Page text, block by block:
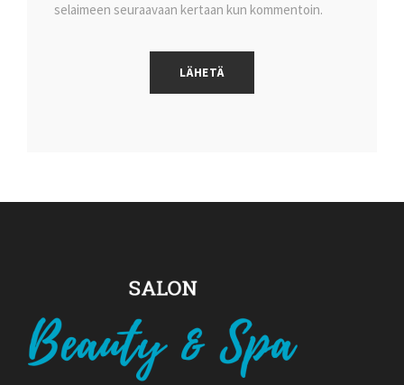
selaimeen seuraavaan kertaan kun kommentoin.